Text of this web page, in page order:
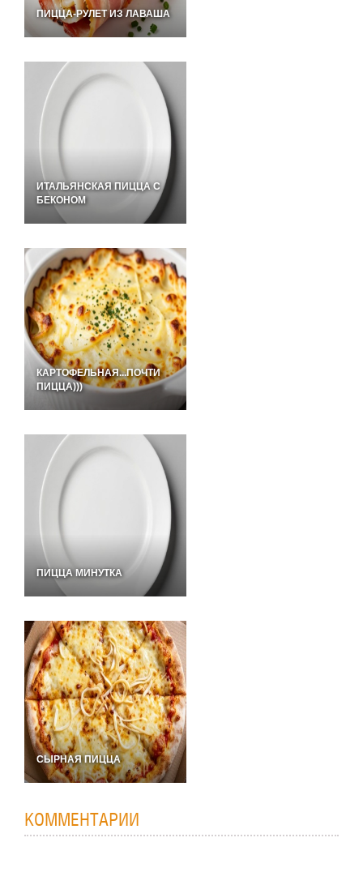
ПИЦЦА-РУЛЕТ ИЗ ЛАВАША
ИТАЛЬЯНСКАЯ ПИЦЦА С
БЕКОНОМ
КАРТОФЕЛЬНАЯ...ПОЧТИ
ПИЦЦА)))
ПИЦЦА МИНУТКА
СЫРНАЯ ПИЦЦА
КОММЕНТАРИИ